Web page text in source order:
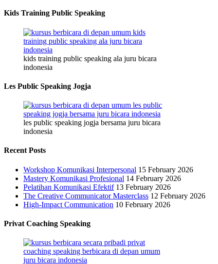
Kids Training Public Speaking
kids training public speaking ala juru bicara
indonesia
Les Public Speaking Jogja
les public speaking jogja bersama juru bicara
indonesia
Recent Posts
Workshop Komunikasi Interpersonal 15 February 2026
Mastery Komunikasi Profesional 14 February 2026
Pelatihan Komunikasi Efektif 13 February 2026
The Creative Communicator Masterclass 12 February 2026
High-Impact Communication 10 February 2026
Privat Coaching Speaking